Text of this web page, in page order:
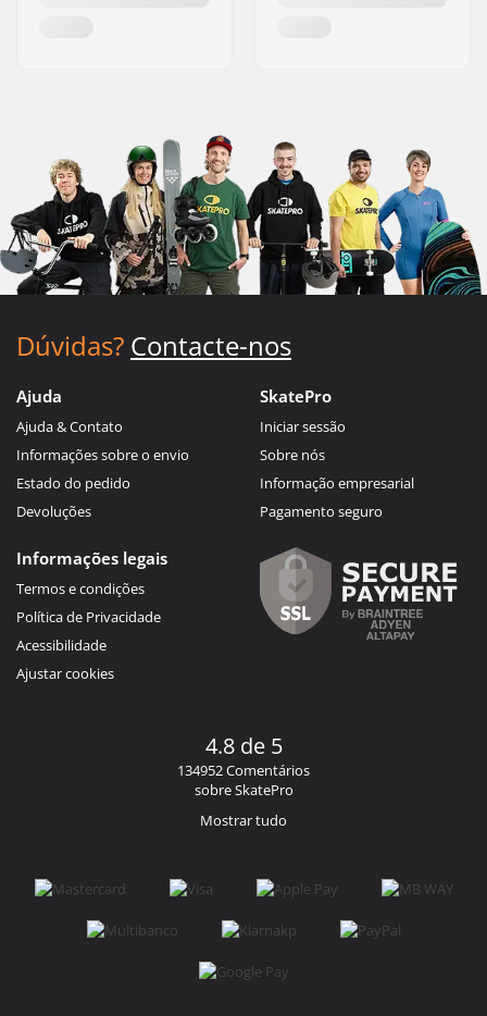
Dúvidas? Contacte-nos
Ajuda
Ajuda & Contato
Informações sobre o envio
Estado do pedido
Devoluções
SkatePro
Iniciar sessão
Sobre nós
Informação empresarial
Pagamento seguro
Informações legais
Termos e condições
Política de Privacidade
Acessibilidade
Ajustar cookies
4.8 de 5
134952 Comentários
sobre SkatePro
Mostrar tudo